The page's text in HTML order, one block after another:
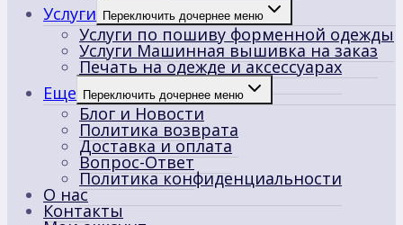
Услуги Переключить дочернее меню
Услуги по пошиву форменной одежды
Услуги Машинная вышивка на заказ
Печать на одежде и аксессуарах
Еще
Переключить дочернее меню
Блог и Новости
Политика возврата
Доставка и оплата
Вопрос-Ответ
Политика конфиденциальности
О нас
Контакты